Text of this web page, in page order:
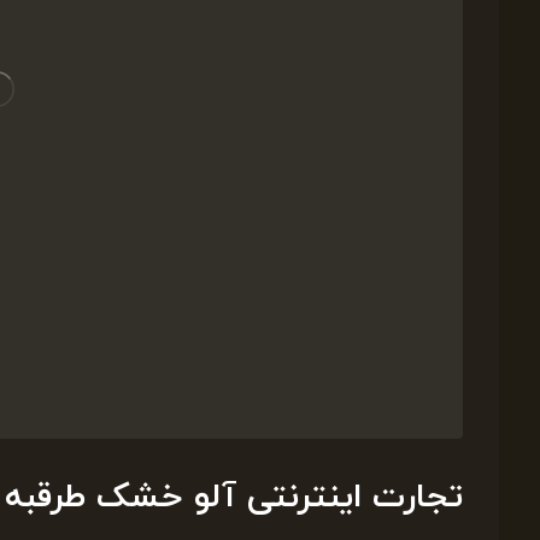
تجارت اینترنتی آلو خشک